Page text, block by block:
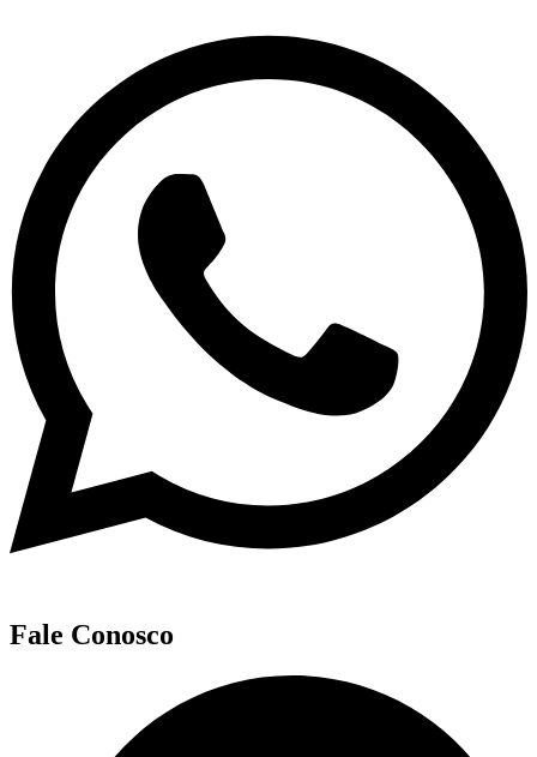
Fale Conosco